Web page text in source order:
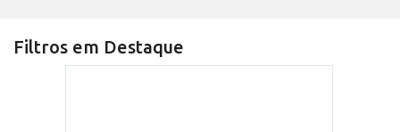
Filtros em Destaque